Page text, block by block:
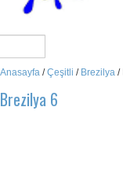
Anasayfa /Çeşitli / Brezilya /
Brezilya 6